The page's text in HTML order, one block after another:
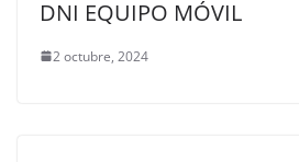
DNI EQUIPO MÓVIL
2 octubre, 2024